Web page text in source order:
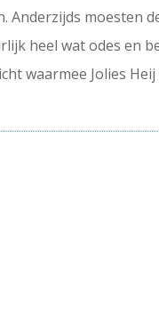
moesten
heel wat odes en
waarmee Jolies